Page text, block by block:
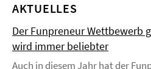
AKTUELLES
Der Funpreneur Wettbewerb
wird immer beliebter
Auch in diesem Jahr hat der